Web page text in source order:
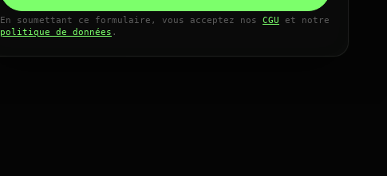
En soumettant ce formulaire, vous acceptez nos CGU et notre
politique de données .